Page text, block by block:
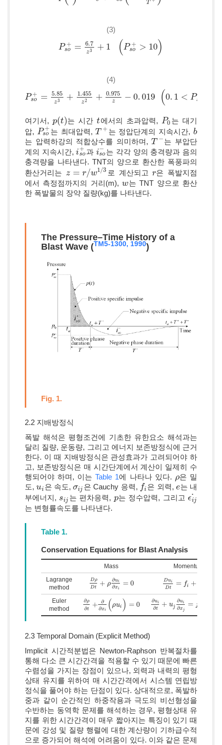
T
(3)
P +
so = 6.7
z3 + 1 (P +
so > 10)
Pso +=6 .7z 3+1 Pso+> 10)
(4)
P +
so = 5.85
z3 + 1.455
z2 + 0.975
z − 0.019 (0. 1 < Ps
Pso +=5 .85z 3+ .455z 2+ 0.975z -0 019 (0 <Pso +< 10)
여기서, p(t)
p(t) 는 시간t
t 에서의 초과압력, P0
P0 는 대기
압, P +
so
Pso +
는 최대압력,T +
T+ 는 정압단계의 지속시간, b
b
는 압력하강의 적합상수를 의미하며,T −
T-
는 부압단
계의 지속시간,i+
so
iso+
과 i−
so
iso-는 각각 양의 충격량과 음의
충격량을 나타낸다. TNT의 양으로 환산한 폭풍파의
환산거리는 z = r/w1/3
z=r/w1/3 로 계산되고r
r 은 폭발지점
에서 측정점까지의 거리(m),w
w 는 TNT 양으로 환산
한 폭발물의 장약 질량(kg)를 나타낸다.
Fig. 1.
The Pressure–Time History of a
Blast Wave (TM5-1300, 1990)
2.2 지배방정식
폭발 해석은 평형조건에 기초한 유한요소 해석과는
달리 질량, 운동량, 그리고 에너지 보존방정식에 근거
한다. 이 때 지배방정식은 관성효과가 고려되어야 하
고, 보존방정식은 매 시간단계에서 계산이 일제히 수
행되어야 하며, 이는Table 1에 나타나 있다. ρ
ρ은 밀
도,ui
ui 은 속도,σij
σij 은 Cauchy 응력, fi
fi 은 외력, e
e는 내
부에너지, sij
sij 는 편차응력, p
p는 정수압력, 그리고ϵij
˙
ϵij˙
는 변형률속도를 나타낸다.
Table 1.
Conservation Equations for Blast Analysis
Mass
Momentum
Lagrange
method
Dρ
Dt + ρ
∂ui
∂xi
= 0
DρDt+ ρ∂ui∂ i=0
Dui
Dt = fi +
DuiD t=f +1 ρ∂
Euler
method
∂ρ
∂t +
∂
∂xi (ρui ) = 0
∂ρ∂ t+∂∂xi (ρui)= 0
∂ui
∂t + uj
∂ui
∂xj
= f
∂ui∂ t+uj∂ui∂x =fi+1
2.3 Temporal Domain (Explicit Method)
Implicit 시간적분법은 Newton-Raphson 반복절차를
통해 다소 큰 시간간격을 적용할 수 있기 때문에 빠른
수렴성을 가지는 장점이 있으나, 외력과 내력의 평형
상태 유지를 위하여 매 시간간격에서 시스템 연립방
정식을 풀어야 하는 단점이 있다. 상대적으로, 폭발하
중과 같이 순간적인 하중작용과 극도의 비선형성을
수반하는 동역학 문제를 해석하는 경우, 평형상태 유
지를 위한 시간간격이 매우 짧아지는 특징이 있기 때
문에 강성 및 질량 행렬에 대한 계산량이 기하급수적
으로 증가되어 해석에 어려움이 있다. 이와 같은 문제